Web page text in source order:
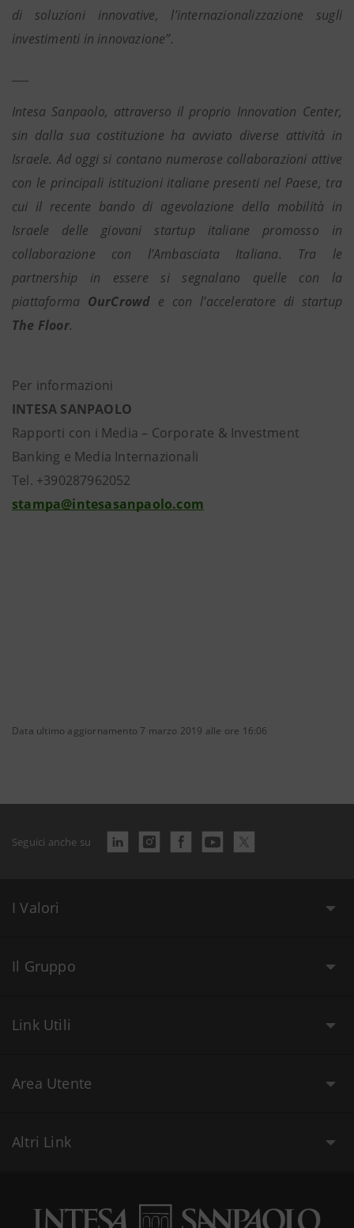
di soluzioni innovative, l’internazionalizzazione sugli
investimenti in innovazione”.
Intesa Sanpaolo, attraverso il proprio Innovation Center,
sin dalla sua costituzione ha avviato diverse attività in
Israele. Ad oggi si contano numerose collaborazioni attive
con le principali istituzioni italiane presenti nel Paese, tra
cui il recente bando di agevolazione della mobilità in
Israele delle giovani startup italiane promosso in
collaborazione con l’Ambasciata Italiana. Tra le
partnership in essere si segnalano quelle con la
piattaforma OurCrowd e con l’acceleratore di startup
The Floor.
Per informazioni
INTESA SANPAOLO
Rapporti con i Media – Corporate & Investment
Banking e Media Internazionali
Tel. +390287962052
stampa@intesasanpaolo.com
Data ultimo aggiornamento 7 marzo 2019 alle ore 16:06
Seguici anche su
I Valori
Il Gruppo
Link Utili
Area Utente
Altri Link